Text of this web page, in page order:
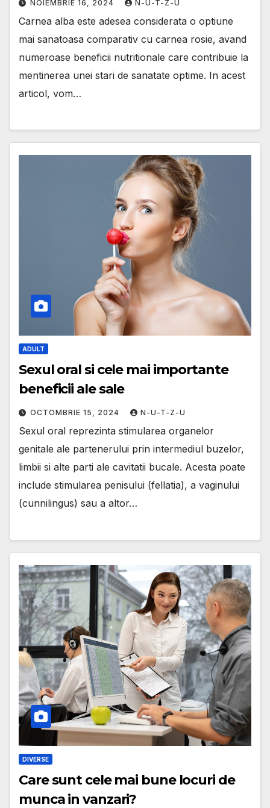
NOIEMBRIE 16, 2024 N-U-T-Z-U
Carnea alba este adesea considerata o optiune
mai sanatoasa comparativ cu carnea rosie, avand
numeroase beneficii nutritionale care contribuie la
mentinerea unei stari de sanatate optime. In acest
articol, vom…
ADULT
Sexul oral si cele mai importante
beneficii ale sale
OCTOMBRIE 15, 2024 N-U-T-Z-U
Sexul oral reprezinta stimularea organelor
genitale ale partenerului prin intermediul buzelor,
limbii si alte parti ale cavitatii bucale. Acesta poate
include stimularea penisului (fellatia), a vaginului
(cunnilingus) sau a altor…
DIVERSE
Care sunt cele mai bune locuri de
munca in vanzari?